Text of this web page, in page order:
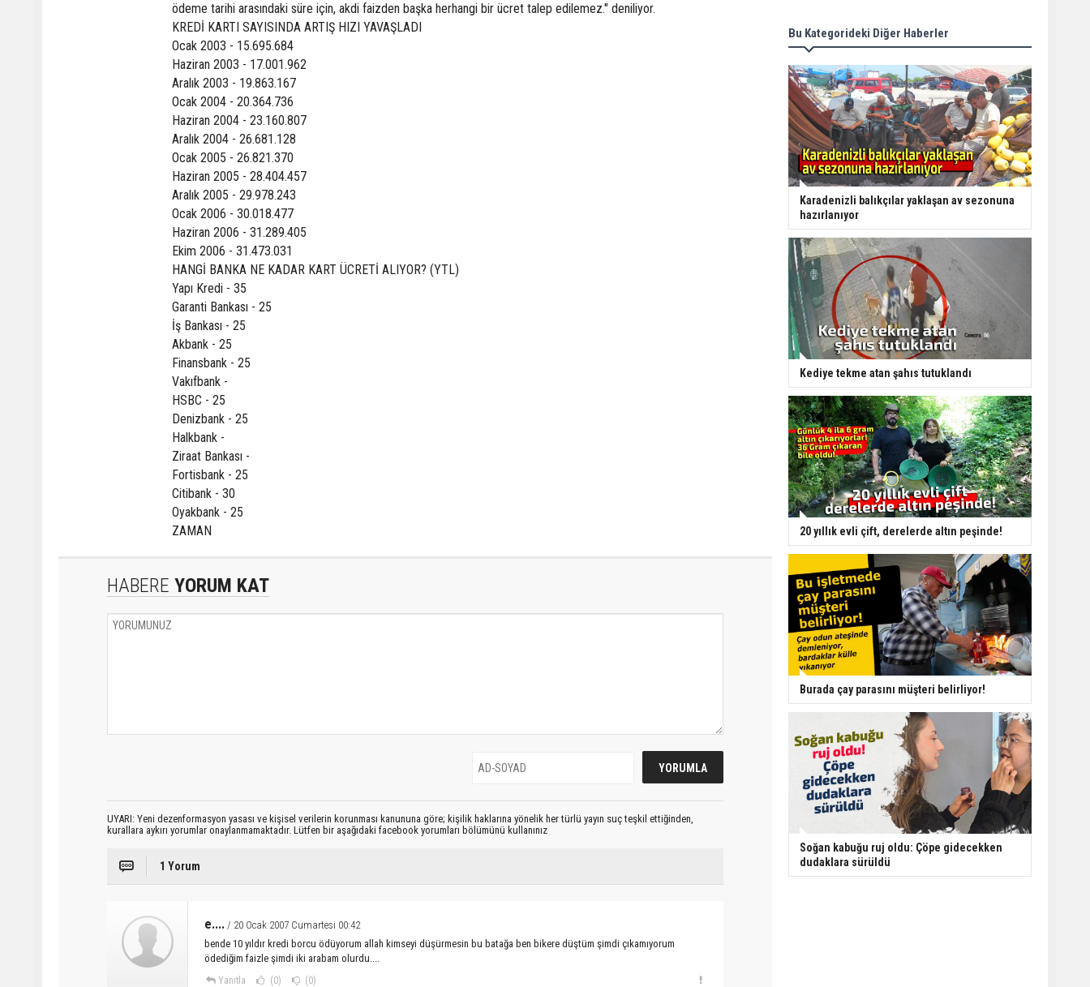
ödeme tarihi arasındaki süre için, akdi faizden başka herhangi bir ücret talep edilemez." deniliyor.
KREDİ KARTI SAYISINDA ARTIŞ HIZI YAVAŞLADI
Ocak 2003 - 15.695.684
Haziran 2003 - 17.001.962
Aralık 2003 - 19.863.167
Ocak 2004 - 20.364.736
Haziran 2004 - 23.160.807
Aralık 2004 - 26.681.128
Ocak 2005 - 26.821.370
Haziran 2005 - 28.404.457
Aralık 2005 - 29.978.243
Ocak 2006 - 30.018.477
Haziran 2006 - 31.289.405
Ekim 2006 - 31.473.031
HANGİ BANKA NE KADAR KART ÜCRETİ ALIYOR? (YTL)
Yapı Kredi - 35
Garanti Bankası - 25
İş Bankası - 25
Akbank - 25
Finansbank - 25
Vakıfbank -
HSBC - 25
Denizbank - 25
Halkbank -
Ziraat Bankası -
Fortisbank - 25
Citibank - 30
Oyakbank - 25
ZAMAN
HABERE YORUM KAT
UYARI: Yeni dezenformasyon yasası ve kişisel verilerin korunması kanununa göre; kişilik haklarına yönelik her türlü yayın suç teşkil ettiğinden,
kurallara aykırı yorumlar onaylanmamaktadır. Lütfen bir aşağıdaki facebook yorumları bölümünü kullanınız
1 Yorum
e.... / 20 Ocak 2007 Cumartesi 00:42
bende 10 yıldır kredi borcu ödüyorum allah kimseyi düşürmesin bu batağa ben bikere düştüm şimdi çıkamıyorum
ödediğim faizle şimdi iki arabam olurdu....
Yanıtla (0) (0)
Bu Kategorideki Diğer Haberler
Karadenizli balıkçılar yaklaşan av sezonuna
hazırlanıyor
Kediye tekme atan şahıs tutuklandı
20 yıllık evli çift, derelerde altın peşinde!
Burada çay parasını müşteri belirliyor!
Soğan kabuğu ruj oldu: Çöpe gidecekken
dudaklara sürüldü